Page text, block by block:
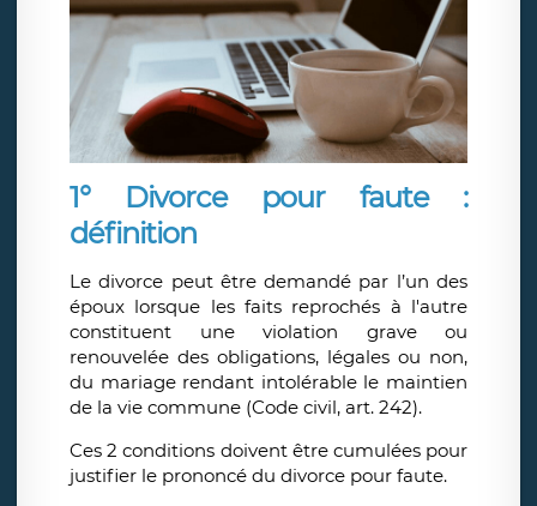
1° Divorce pour faute :
définition
Le divorce peut être demandé par l’un des
époux lorsque les faits reprochés à l'autre
constituent une violation grave ou
renouvelée des obligations, légales ou non,
du mariage rendant intolérable le maintien
de la vie commune (Code civil, art. 242).
Ces 2 conditions doivent être cumulées pour
justifier le prononcé du divorce pour faute.